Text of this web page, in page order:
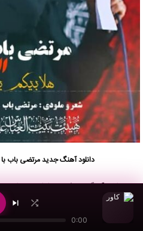
دانلود آهنگ جدیدمرتضی باب
جهت دانلود آهنگ هلابیکم یا زوار الحسین از
این آهنگ از رسانه موسیقی نکست وان
0:00